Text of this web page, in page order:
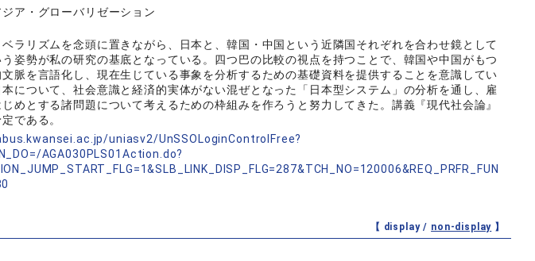
ア・グローバリゼーション
ラリズムを念頭に置きながら、日本と、韓国・中国という近隣国それぞれを合わせ鏡として
姿勢が私の研究の基底となっている。四つ巴の比較の視点を持つことで、韓国や中国がもつ
脈を言語化し、現在生じている事象を分析するための基礎資料を提供することを意識してい
について、社会意識と経済的実体がない混ぜとなった「日本型システム」の分析を通し、雇
めとする諸問題について考えるための枠組みを作ろうと努力してきた。講義『現代社会論』
である。
uniasv2/UnSSOLoginControlFree?
AGA030PLS01Action.do?
【 display / non-display 】